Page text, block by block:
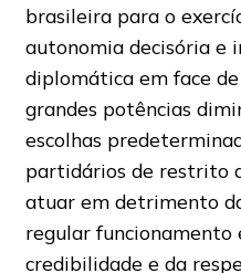
brasileira para o
autonomia decisória e
diplomática em face
grandes potências
escolhas
partidários de restrito
atuar em detrimento
regular funcionamento
credibilidade e da